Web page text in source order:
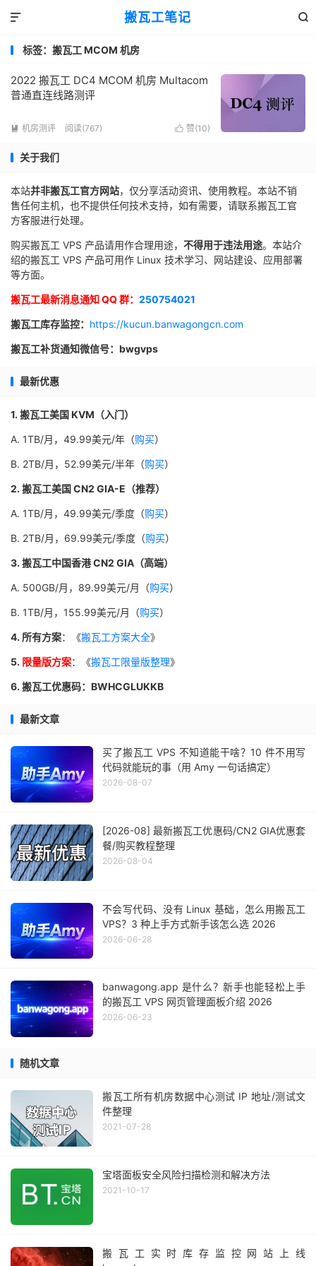
搬瓦工笔记 

标签：搬瓦工 MCOM 机房
2022 搬瓦工 DC4 MCOM 机房 Multacom
普通直连线路测评
 机房测评 阅读(767)  赞(10)
关于我们
本站并非搬瓦工官方网站，仅分享活动资讯、使用教程。本站不销
售任何主机，也不提供任何技术支持，如有需要，请联系搬瓦工官
方客服进行处理。
购买搬瓦工 VPS 产品请用作合理用途， 不得用于违法用途。本站介
绍的搬瓦工 VPS 产品可用作 Linux 技术学习、网站建设、应用部署
等方面。
搬瓦工最新消息通知 QQ 群： 250754021
搬瓦工库存监控： https://kucun.banwagongcn.com
搬瓦工补货通知微信号：bwgvps
最新优惠
1. 搬瓦工美国 KVM（入门）
A. 1TB/月，49.99美元/年（购买）
B. 2TB/月，52.99美元/半年（购买）
2. 搬瓦工美国 CN2 GIA-E（推荐）
A. 1TB/月，49.99美元/季度（购买）
B. 2TB/月，69.99美元/季度（购买）
3. 搬瓦工中国香港 CN2 GIA（高端）
A. 500GB/月，89.99美元/月（购买）
B. 1TB/月，155.99美元/月（购买）
4. 所有方案：《搬瓦工方案大全》
5. 限量版方案：《搬瓦工限量版整理》
6. 搬瓦工优惠码：BWHCGLUKKB
最新文章
买了搬瓦工 VPS 不知道能干啥？10 件不用写
代码就能玩的事（用 Amy 一句话搞定）
2026-08-07
[2026-08] 最新搬瓦工优惠码/CN2 GIA优惠套
餐/购买教程整理
2026-08-04
不会写代码、没有 Linux 基础，怎么用搬瓦工
VPS？3 种上手方式新手该怎么选 2026
2026-06-28
banwagong.app 是什么？新手也能轻松上手
的搬瓦工 VPS 网页管理面板介绍 2026
2026-06-23
随机文章
搬瓦工所有机房数据中心测试 IP 地址/测试文
件整理
2021-07-28
宝塔面板安全风险扫描检测和解决方法
2021-10-17
搬瓦工实时库存监控网站上线